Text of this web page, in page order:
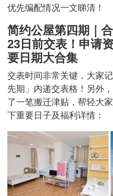
优先编配情况一文睇清！
简约公屋第四期｜
23日前交表！申请
要日期大合集
交表时间非常关键，大家
先期」内递交表格！另外
了一笔搬迁津贴，帮轻大
下重要日子及福利详情：